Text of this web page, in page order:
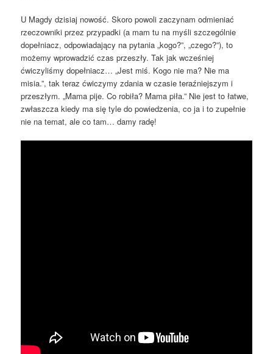
U Magdy dzisiaj nowość. Skoro powoli zaczynam odmieniać
rzeczowniki przez przypadki (a mam tu na myśli szczególnie
dopełniacz, odpowiadający na pytania „kogo?”, „czego?”), to
możemy wprowadzić czas przeszły. Tak jak wcześniej
ćwiczyliśmy dopełniacz… „Jest miś. Kogo nie ma? Nie ma
misia.”, tak teraz ćwiczymy zdania w czasie teraźniejszym i
przeszłym. „Mama pije. Co robiła? Mama piła.” Nie jest to łatwe,
zwłaszcza kiedy ma się tyle do powiedzenia, co ja i to zupełnie
nie na temat, ale co tam… damy radę!